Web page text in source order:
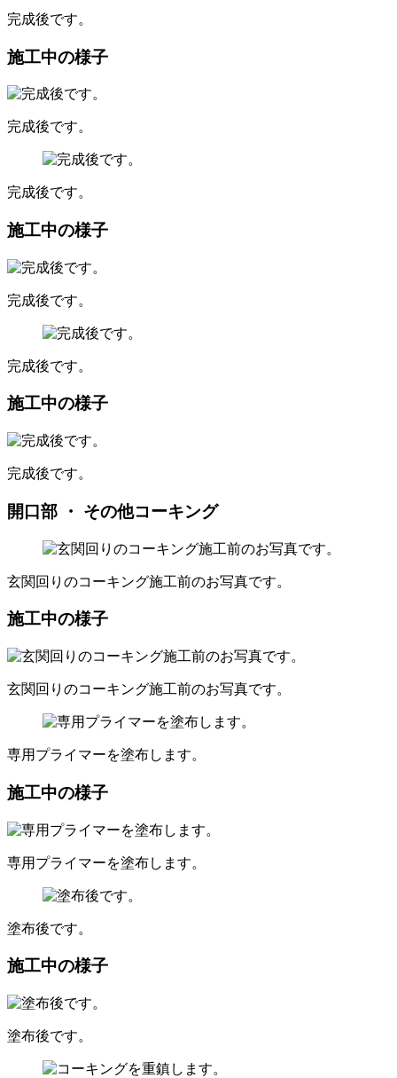
完成後です。
施工中の様子
完成後です。
完成後です。
施工中の様子
完成後です。
完成後です。
施工中の様子
完成後です。
開口部 ・ その他コーキング
玄関回りのコーキング施工前のお写真です。
施工中の様子
玄関回りのコーキング施工前のお写真です。
専用プライマーを塗布します。
施工中の様子
専用プライマーを塗布します。
塗布後です。
施工中の様子
塗布後です。